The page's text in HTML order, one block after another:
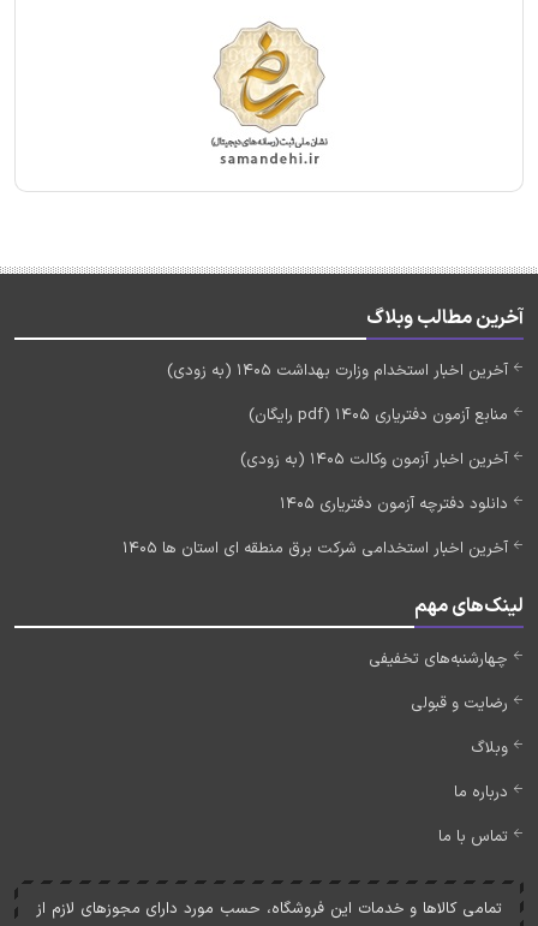
آخرین مطالب وبلاگ
آخرین اخبار استخدام وزارت بهداشت 1405 (به زودی)
منابع آزمون دفتریاری 1405 (pdf رایگان)
آخرین اخبار آزمون وکالت 1405 (به زودی)
دانلود دفترچه آزمون دفتریاری 1405
آخرین اخبار استخدامی شرکت برق منطقه ای استان ها 1405
لینک‌های مهم
چهارشنبه‌های تخفیفی
رضایت و قبولی
وبلاگ
درباره ما
تماس با ما
تمامی کالاها و خدمات اين فروشگاه، حسب مورد دارای مجوزهای لازم از